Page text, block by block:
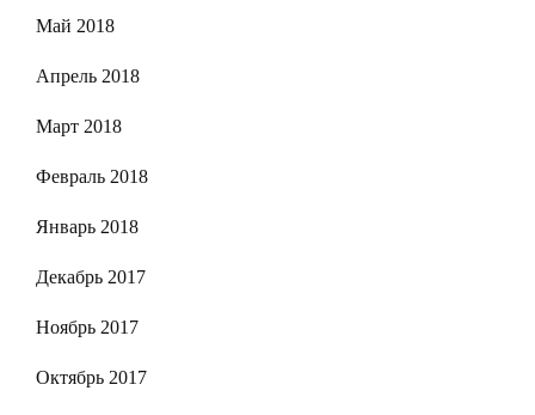
Май 2018
Апрель 2018
Март 2018
Февраль 2018
Январь 2018
Декабрь 2017
Ноябрь 2017
Октябрь 2017